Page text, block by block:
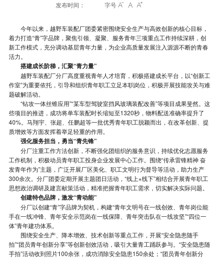
发布时间： 字号   
今年以来，越野车装配厂团委紧密围绕安全生产与高效创新的核心目标，
着力打造“青”字品牌，聚焦引领、凝聚、服务青年三项重点工作持续深耕，创
新工作模式，充分调动基层青年力量，为企业高质量发展注入源源不断的青春
活力。
搭建成长阶梯，汇聚“青力量”
越野车装配厂分厂高度重视青年人才培育，积极搭建成长平台，以“创新工
作室”为重要依托，引导和组织青年职工立足本职岗位，积极开展技能攻关与难
题破解活动。
“钻攻一体丝锥应用”“某车型驾驶室挡风玻璃装配改善”等项目成果斐然。这
些项目的推进，成功将单车装配时长缩短至1320秒，物料配送准确率提升了
40%。马翔宇、张超、任鹏超等一批优秀青年职工脱颖而出，在改革创新、提
质增效等方面发挥着举足轻重的作用。
强化服务担当，勇当“青先锋”
分厂注重工作方法创新，不断强化团组织的服务意识，持续优化志愿服务
工作机制，积极动员青年职工投身企业发展中心工作。围绕“传承雷锋精神 奋
发青年作为”主题，广泛开展厂区美化、职工文明行为督导等活动，助力生产
300余次。分厂团委定期开展主题团日活动，“线上+线下”相结合开展青年职工
思想政治调研及建言献策活动，精准把握青年职工需求，切实解决实际问题。
创建特色品牌，激发“青动能”
分厂以创建“青”字品牌为契机，构建“青年文明号在一线创效、青年岗位能
手在一线冲锋、青年安全示范岗在一线保障、青年突击队在一线攻坚”“四位一
体”青年建功体系。
围绕安全生产、降本增效、技术创新等重点工作，开展“安全隐患随手
拍”“团员青年创新分享”等创新创效活动，吸引大量青工踊跃参与。“安全隐患随
手拍”活动收到照片100余张，成功消除安全隐患150余处；“团员青年创新分